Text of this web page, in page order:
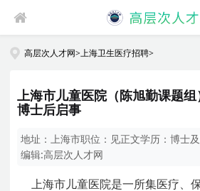
高层次人才网>上海卫生医疗招聘>
上海市儿童医院（陈旭勤课题
博士后启事
地址： 上海市职位： 见正文学历：博士
编辑:高层次人才网
上海市儿童医院是一所集医疗、